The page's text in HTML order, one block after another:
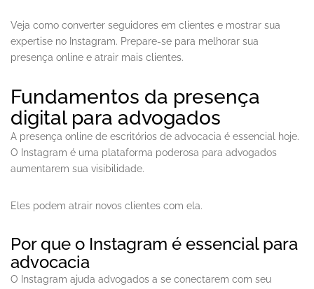
Veja como converter seguidores em clientes e mostrar sua
expertise no Instagram. Prepare-se para melhorar sua
presença online e atrair mais clientes.
Fundamentos da presença
digital para advogados
A presença online de escritórios de advocacia é essencial hoje.
O Instagram é uma plataforma poderosa para advogados
aumentarem sua visibilidade.
Eles podem atrair novos clientes com ela.
Por que o Instagram é essencial para
advocacia
O Instagram ajuda advogados a se conectarem com seu